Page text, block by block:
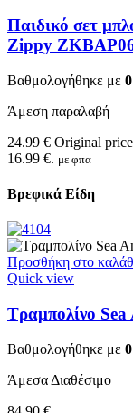
Παιδικό σετ
Zippy
Βαθμολογήθηκε με 0
Άμεση παραλαβή
24.99€ Original
16.99 €. με φπα
Βρεφικά Είδη
Προσθήκη στο
Quick view
Τραμπολίνο
Βαθμολογήθηκε με 0
Άμεσα Διαθέσιμο